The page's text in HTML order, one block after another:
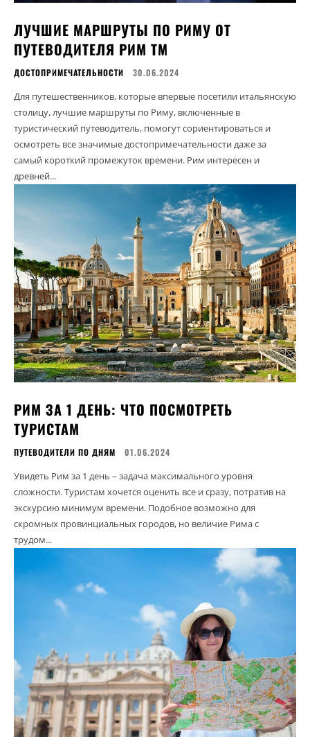
ЛУЧШИЕ МАРШРУТЫ ПО РИМУ ОТ
ПУТЕВОДИТЕЛЯ РИМ ТМ
ДОСТОПРИМЕЧАТЕЛЬНОСТИ 30.06.2024
Для путешественников, которые впервые посетили итальянскую
столицу, лучшие маршруты по Риму, включенные в
туристический путеводитель, помогут сориентироваться и
осмотреть все значимые достопримечательности даже за
самый короткий промежуток времени. Рим интересен и
древней...
РИМ ЗА 1 ДЕНЬ: ЧТО ПОСМОТРЕТЬ
ТУРИСТАМ
ПУТЕВОДИТЕЛИ ПО ДНЯМ 01.06.2024
Увидеть Рим за 1 день – задача максимального уровня
сложности. Туристам хочется оценить все и сразу, потратив на
экскурсию минимум времени. Подобное возможно для
скромных провинциальных городов, но величие Рима с
трудом...